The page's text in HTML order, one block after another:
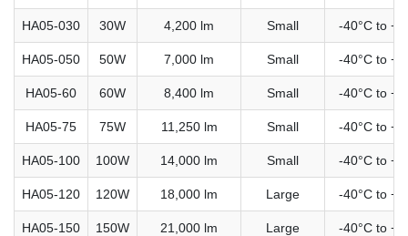
HA05-030 30W 4,200 lm Small -40°C to
HA05-050 50W 7,000 lm Small -40°C to
HA05-60 60W 8,400 lm Small -40°C to
HA05-75 75W 11,250 lm Small -40°C to
HA05-100 100W 14,000 lm Small -40°C to
HA05-120 120W 18,000 lm Large -40°C to
HA05-150 150W 21,000 lm Large -40°C to